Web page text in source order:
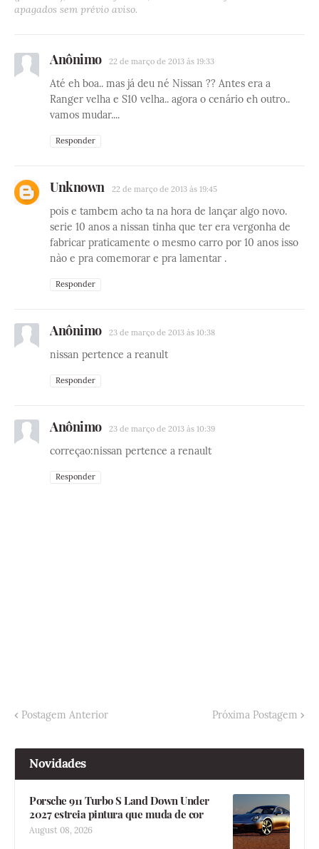
apagados sem prévio aviso.
Anônimo 22 de março de 2013 às 19:33
Até eh boa.. mas já deu né Nissan ?? Antes era a
Ranger velha e S10 velha.. agora o cenário eh outro..
vamos mudar....
Responder
Unknown 22 de março de 2013 às 19:45
pois e tambem acho ta na hora de lançar algo novo.
serie 10 anos a nissan tinha que ter era vergonha de
fabricar praticamente o mesmo carro por 10 anos isso
nào e pra comemorar e pra lamentar .
Responder
Anônimo 23 de março de 2013 às 10:38
nissan pertence a reanult
Responder
Anônimo 23 de março de 2013 às 10:39
correçao:nissan pertence a renault
Responder
Postagem Anterior Próxima Postagem
Novidades
Porsche 911 Turbo S Land Down Under
2027 estreia pintura que muda de cor
August 08, 2026